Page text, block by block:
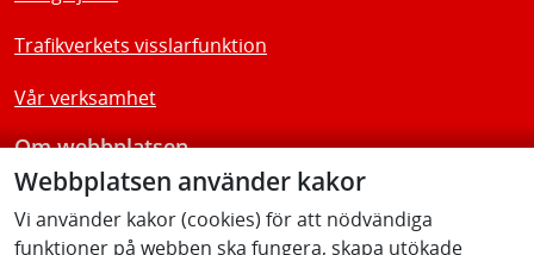
Webbplatsen använder kakor
Vi använder kakor (cookies) för att nödvändiga
funktioner på webben ska fungera, skapa utökade
Trafikverkets visslarfunktion
Vår verksamhet
Om webbplatsen
Tillgänglighetsredogörelse